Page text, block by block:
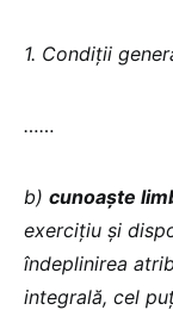
1. Condiții
……
b) cunoaște
exercițiu și
îndeplinirea
integrală, cel